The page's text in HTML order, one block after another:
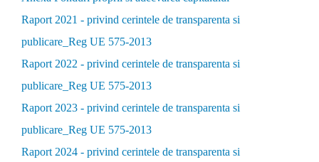
Raport 2021 - privind cerintele de transparenta si
publicare_Reg UE 575-2013
Raport 2022 - privind cerintele de transparenta si
publicare_Reg UE 575-2013
Raport 2023 - privind cerintele de transparenta si
publicare_Reg UE 575-2013
Raport 2024 - privind cerintele de transparenta si